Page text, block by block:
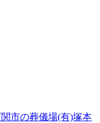
市の葬儀場(有)塚本